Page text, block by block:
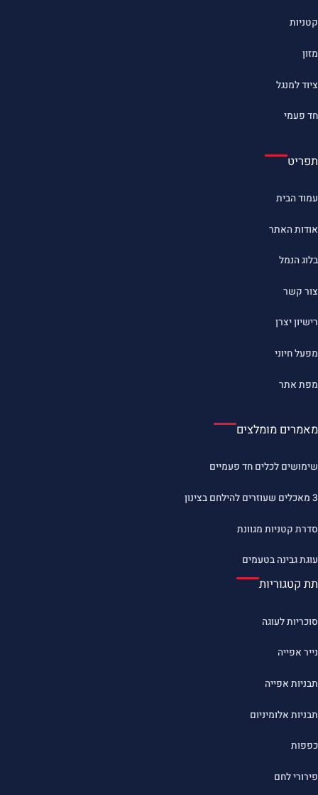
קטניות
מזון
ציוד למנגל
חד פעמי
תפריט
עמוד הבית
אודות האתר
בלוג הנמל
צור קשר
רישיון יצרן
מפעל חיוני
מפת אתר
מאמרים מומלצים
שימושים לכלים חד פעמיים
3 מאכלים שעוזרים להילחם בצינון
סדרת קטניות מגוונת
עוגת גבינה בטעמים
תת קטגוריות
סוכריות לעוגה
נייר אפייה
תבניות אפייה
תבניות אלומיניום
כפפות
פירורי לחם